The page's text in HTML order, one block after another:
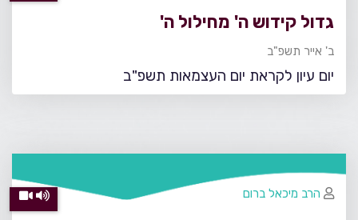
גדול קידוש ה' מחילול ה'
ב' אייר תשפ"ב
יום עיון לקראת יום העצמאות תשפ"ב
הרב מיכאל ברום